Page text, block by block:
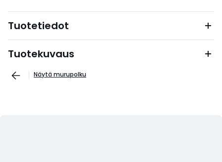
Tuotetiedot
Tuotekuvaus
Näytä murupolku